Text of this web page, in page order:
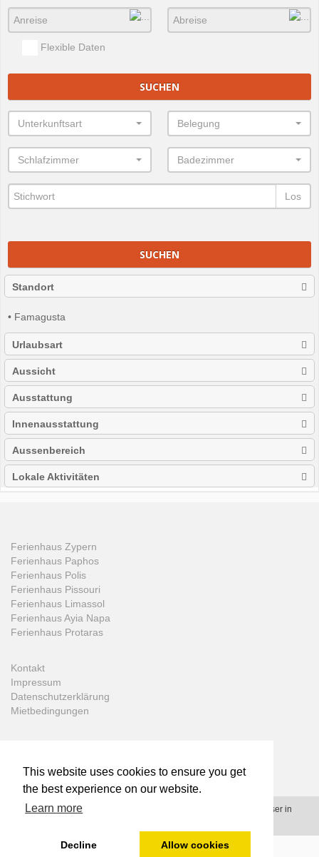
This website uses cookies to ensure you get
the best experience on our website.
Learn more
Decline Allow cookies
Flexible Daten
SUCHEN
Unterkunftsart Belegung
Schlafzimmer Badezimmer
Los
SUCHEN
Standort
• Famagusta
Urlaubsart
Aussicht
Ausstattung
Innenausstattung
Aussenbereich
Lokale Aktivitäten
Ferienhaus Zypern
Ferienhaus Paphos
Ferienhaus Polis
Ferienhaus Pissouri
Ferienhaus Limassol
Ferienhaus Ayia Napa
Ferienhaus Protaras
Kontakt
Impressum
Datenschutzerklärung
Mietbedingungen
© 2006 - 2026 - Prime-Villas.net - All rights reserved - Ferienhäuser in